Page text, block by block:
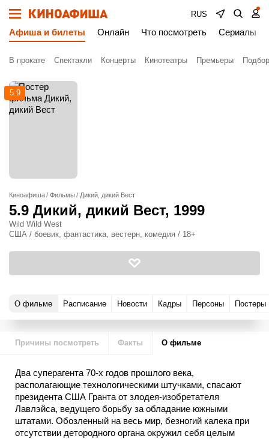
RUS
Афиша и билеты Онлайн Что посмотреть Сериалы
В прокате Спектакли Концерты Кинотеатры Премьеры
5.9
Киноафиша Фильмы Дикий, дикий Вест
5.9 Дикий, дикий Вест, 1999
Wild Wild West
США / боевик, фантастика, вестерн, комедия / 18+
О фильме Расписание Новости Кадры Персоны Постеры
Причины посмотреть Факты О фильме
Два суперагента 70-х годов прошлого века,
располагающие технологическими штучками, спасают
президента США Гранта от злодея-изобретателя
Лавлэйса, ведущего борьбу за обладание южными
штатами. Обозленный на весь мир, безногий калека при
отсутствии детородного органа окружил себя целым